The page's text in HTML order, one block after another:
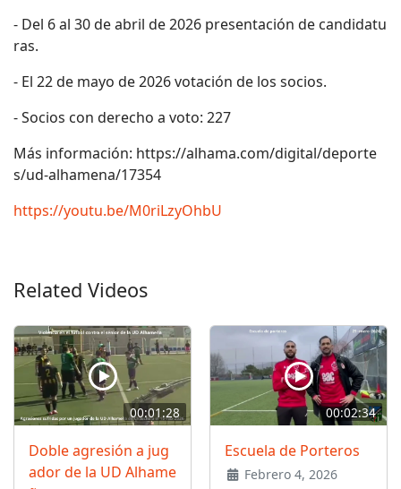
- Del 6 al 30 de abril de 2026 presentación de candidatu
ras.
- El 22 de mayo de 2026 votación de los socios.
- Socios con derecho a voto: 227
Más información: https://alhama.com/digital/deporte
s/ud-alhamena/17354
https://youtu.be/M0riLzyOhbU
Related Videos
00:01:28
Doble agresión a jug
ador de la UD Alhame
00:02:34
Escuela de Porteros
Febrero 4, 2026